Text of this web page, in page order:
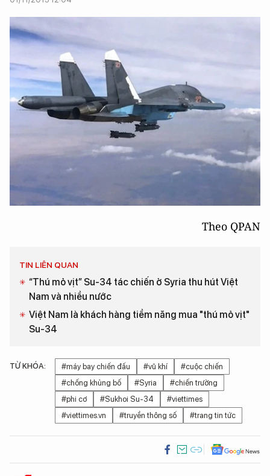
Theo QPAN
TIN LIÊN QUAN
“Thú mỏ vịt” Su-34 tác chiến ở Syria thu hút Việt
Nam và nhiều nước
Việt Nam là khách hàng tiềm năng mua "thú mỏ vịt"
Su-34
TỪ KHÓA: #máy bay chiến đấu #vũ khí
#cuộc chiến
#chống khủng bố
#Syria
#chiến trường
#phi cơ
#Sukhoi Su-34
#viettimes
#viettimes.vn
#truyền thông số #trang tin tức